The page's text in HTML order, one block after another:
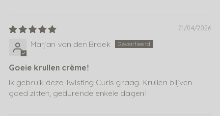
21/04/2026
Marjan van den Broek
Goeie krullen crème!
Ik gebruik deze Twisting Curls graag. Krullen blijven
goed zitten, gedurende enkele dagen!